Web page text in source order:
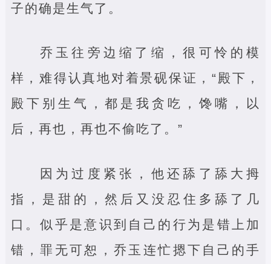
子的确是生气了。
乔玉往旁边缩了缩，很可怜的模
样，难得认真地对着景砚保证，“殿下，
殿下别生气，都是我贪吃，馋嘴，以
后，再也，再也不偷吃了。”
因为过度紧张，他还舔了舔大拇
指，是甜的，然后又没忍住多舔了几
口。似乎是意识到自己的行为是错上加
错，罪无可恕，乔玉连忙摁下自己的手